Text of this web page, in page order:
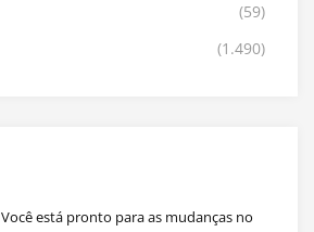
(59)
(1.490)
Você está pronto para as mudanças no